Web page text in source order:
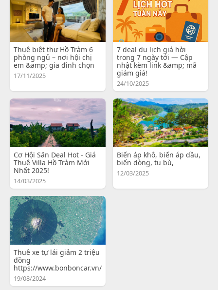
Thuê biệt thự Hồ Tràm 6
phòng ngủ – nơi hội chị
em &amp; gia đình chọn
17/11/2025
7 deal du lịch giá hời
trong 7 ngày tới — Cập
nhật kèm link &amp; mã
giảm giá!
24/10/2025
Cơ Hội Săn Deal Hot - Giá
Thuê Villa Hồ Tràm Mới
Nhất 2025!
14/03/2025
Biến áp khô, biến áp dầu,
biến dòng, tụ bù,
12/03/2025
Thuê xe tự lái giảm 2 triệu
đồng
https://www.bonboncar.vn/
19/08/2024